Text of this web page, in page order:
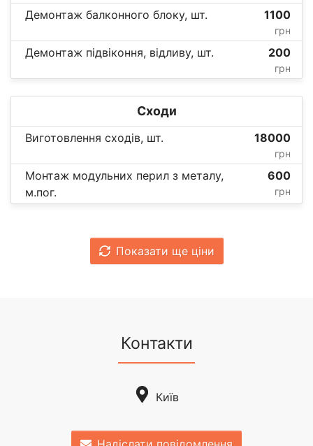
Демонтаж балконного блоку, шт. 1100
грн
Демонтаж підвіконня, відливу, шт. 200
грн
Сходи
Виготовлення сходів, шт. 18000
грн
Монтаж модульних перил з металу,
м.пог.
600
грн
Показати ще ціни
Контакти
Київ